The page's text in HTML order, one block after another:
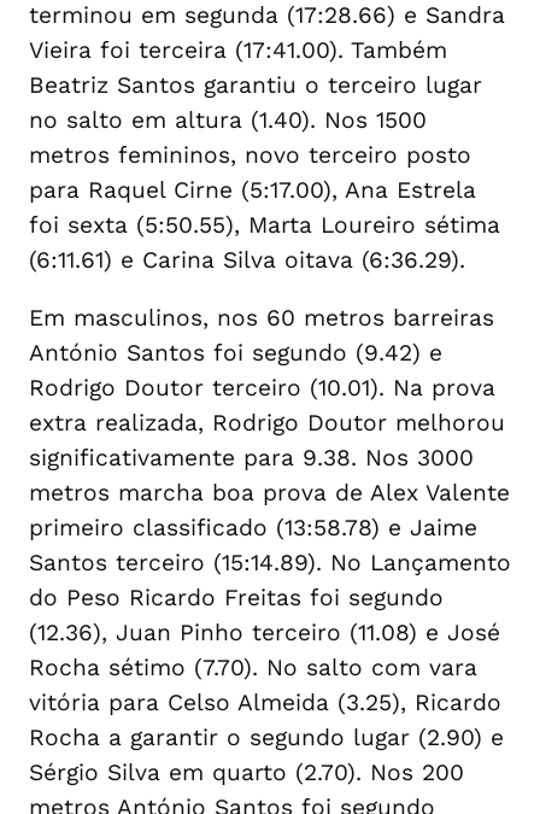
terminou em segunda (17:28.66) e Sandra
Vieira foi terceira (17:41.00). Também
Beatriz Santos garantiu o terceiro lugar
no salto em altura (1.40). Nos 1500
metros femininos, novo terceiro posto
para Raquel Cirne (5:17.00), Ana Estrela
foi sexta (5:50.55), Marta Loureiro sétima
(6:11.61) e Carina Silva oitava (6:36.29).
Em masculinos, nos 60 metros barreiras
António Santos foi segundo (9.42) e
Rodrigo Doutor terceiro (10.01). Na prova
extra realizada, Rodrigo Doutor melhorou
significativamente para 9.38. Nos 3000
metros marcha boa prova de Alex Valente
primeiro classificado (13:58.78) e Jaime
Santos terceiro (15:14.89). No Lançamento
do Peso Ricardo Freitas foi segundo
(12.36), Juan Pinho terceiro (11.08) e José
Rocha sétimo (7.70). No salto com vara
vitória para Celso Almeida (3.25), Ricardo
Rocha a garantir o segundo lugar (2.90) e
Sérgio Silva em quarto (2.70). Nos 200
metros António Santos foi segundo